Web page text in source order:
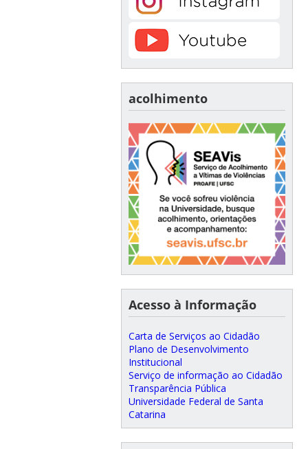
acolhimento
Acesso à Informação
Carta de Serviços ao Cidadão
Plano de Desenvolvimento
Institucional
Serviço de informação ao Cidadão
Transparência Pública
Universidade Federal de Santa
Catarina